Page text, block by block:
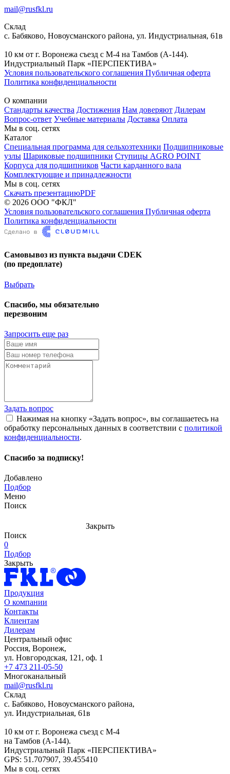
mail@rusfkl.ru
Склад
с. Бабяково, Новоусманского района, ул. Индустриальная, 61в
10 км от г. Воронежа съезд с М-4 на Тамбов (А-144).
Индустриальный Парк «ПЕРСПЕКТИВА»
Условия пользовательского соглашения Публичная оферта
Политика конфиденциальности
О компании
Стандарты качества Достижения Нам доверяют Дилерам
Вопрос-ответ Учебные материалы Доставка Оплата
Мы в соц. сетях
Каталог
Специальная программа для сельхозтехники Подшипниковые
узлы Шариковые подшипники Ступицы AGRO POINT
Корпуса для подшипников Части карданного вала
Комплектующие и принадлежности
Мы в соц. сетях
Скачать презентациюPDF
© 2026 ООО "ФКЛ"
Условия пользовательского соглашения Публичная оферта
Политика конфиденциальности
Самовывоз из пункта выдачи CDEK
(по предоплате)
Выбрать
Спасибо, мы обязательно
перезвоним
Запросить еще раз
Задать вопрос
Нажимая на кнопку «Задать вопрос», вы соглашаетесь на
обработку персональных данных в соответствии с политикой
конфиденциальности.
Спасибо за подписку!
Добавлено
Подбор
Меню
Поиск
Закрыть
Поиск
0
Подбор
Закрыть
Продукция
О компании
Контакты
Клиентам
Дилерам
Центральный офис
Россия, Воронеж,
ул. Новгородская, 121, оф. 1
+7 473 211-05-50
Многоканальный
mail@rusfkl.ru
Склад
с. Бабяково, Новоусманского района,
ул. Индустриальная, 61в
10 км от г. Воронежа съезд с М-4
на Тамбов (А-144).
Индустриальный Парк «ПЕРСПЕКТИВА»
GPS: 51.707907, 39.455410
Мы в соц. сетях